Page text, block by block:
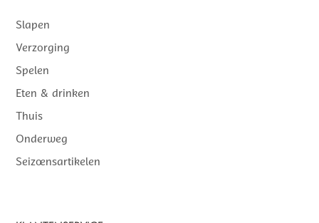
Slapen
Verzorging
Spelen
Eten & drinken
Thuis
Onderweg
Seizoensartikelen